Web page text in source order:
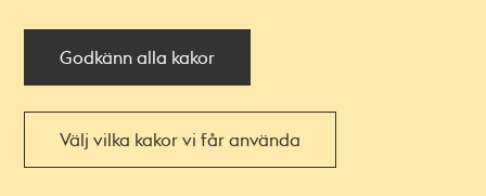
Godkänn alla kakor
Välj vilka kakor vi får använda